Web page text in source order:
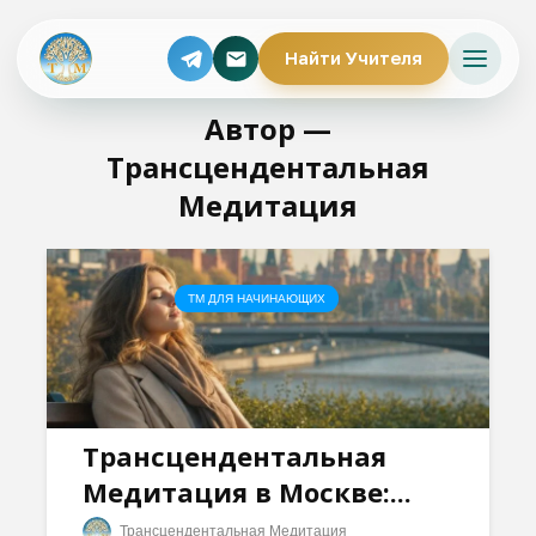
Найти Учителя
Автор —
Трансцендентальная
Медитация
ТМ ДЛЯ НАЧИНАЮЩИХ
Трансцендентальная
Медитация в Москве:...
Трансцендентальная Медитация